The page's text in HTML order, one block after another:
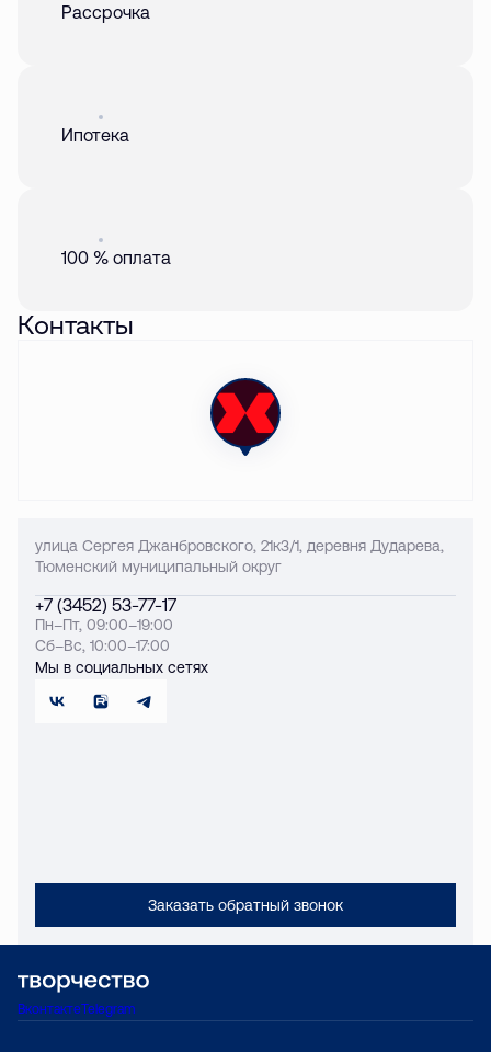
Рассрочка
Ипотека
100 % оплата
Контакты
улица Сергея Джанбровского, 21к3/1, деревня Дударева,
Тюменский муниципальный округ
+7 (3452) 53-77-17
Пн–Пт, 09:00–19:00
Сб–Вс, 10:00–17:00
Мы в социальных сетях
Заказать обратный звонок
ВконтактеTelegram